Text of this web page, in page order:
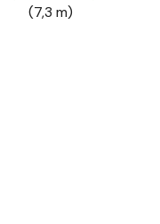
(7,3 m)